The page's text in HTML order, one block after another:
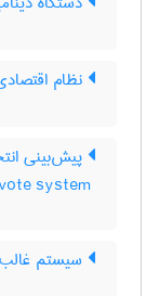
نظام
پیش‌بینی
system
سیستم